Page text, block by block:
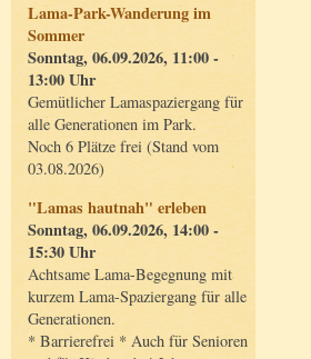
Lama-Park-Wanderung im
Sommer
Sonntag, 06.09.2026, 11:00 -
13:00 Uhr
Gemütlicher Lamaspaziergang für
alle Generationen im Park.
Noch 6 Plätze frei (Stand vom
03.08.2026)
"Lamas hautnah" erleben
Sonntag, 06.09.2026, 14:00 -
15:30 Uhr
Achtsame Lama-Begegnung mit
kurzem Lama-Spaziergang für alle
Generationen.
* Barrierefrei * Auch für Senioren